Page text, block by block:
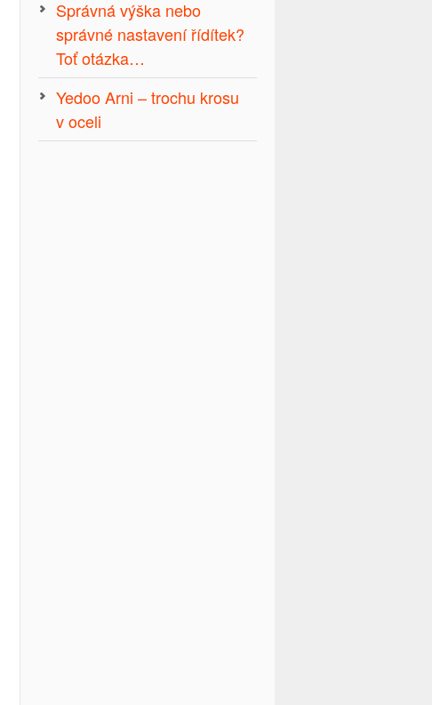
Správná výška nebo
správné nastavení řídítek?
Toť otázka…
Yedoo Arni – trochu krosu
v oceli